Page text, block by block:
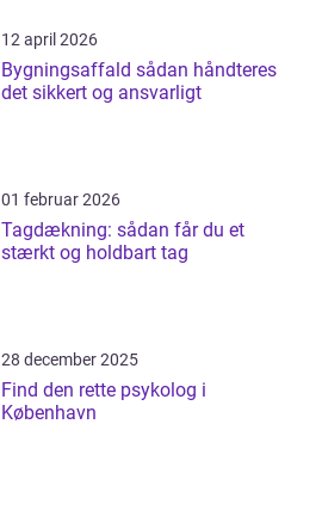
12 april 2026
Bygningsaffald sådan håndteres
det sikkert og ansvarligt
01 februar 2026
Tagdækning: sådan får du et
stærkt og holdbart tag
28 december 2025
Find den rette psykolog i
København